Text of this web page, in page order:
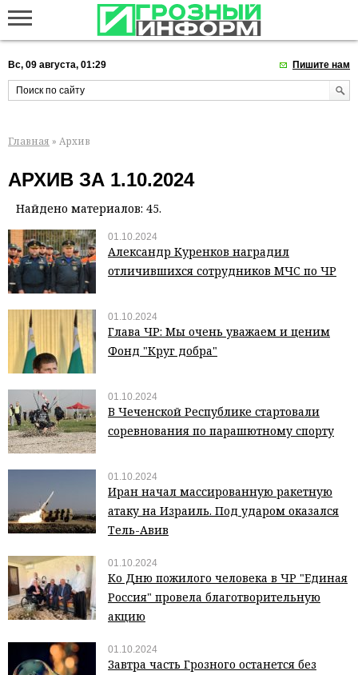
Вс, 09 августа, 01:29 Пишите нам
Главная » Архив
АРХИВ ЗА 1.10.2024
Найдено материалов: 45.
01.10.2024
Александр Куренков наградил
отличившихся сотрудников МЧС по ЧР
01.10.2024
Глава ЧР: Мы очень уважаем и ценим
Фонд "Круг добра"
01.10.2024
В Чеченской Республике стартовали
соревнования по парашютному спорту
01.10.2024
Иран начал массированную ракетную
атаку на Израиль. Под ударом оказался
Тель-Авив
01.10.2024
Ко Дню пожилого человека в ЧР "Единая
Россия" провела благотворительную
акцию
01.10.2024
Завтра часть Грозного останется без